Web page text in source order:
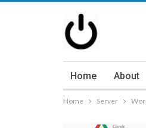
Home About
Home Server